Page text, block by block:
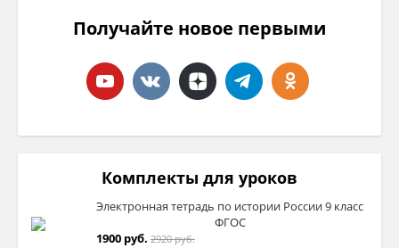
Получайте новое первыми
Комплекты для уроков
Электронная тетрадь по истории России 9 класс
ФГОС
1900 руб. 2920 руб.